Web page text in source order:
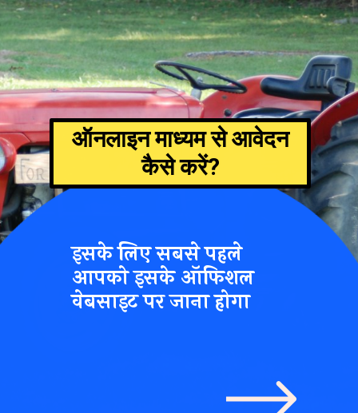
ऑनलाइन माध्यम से आवेदन
कैसे करें?
इसके लिए सबसे पहले
आपको इसके ऑफिशल
वेबसाइट पर जाना होगा